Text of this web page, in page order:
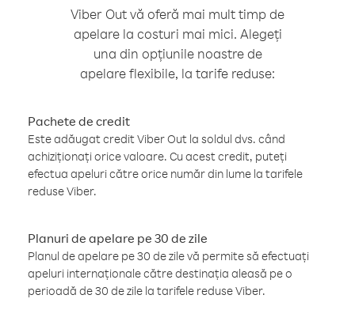
Viber Out vă oferă mai mult timp de
apelare la costuri mai mici. Alegeți
una din opțiunile noastre de
apelare flexibile, la tarife reduse:
Pachete de credit
Este adăugat credit Viber Out la soldul dvs. când
achiziționați orice valoare. Cu acest credit, puteți
efectua apeluri către orice număr din lume la tarifele
reduse Viber.
Planuri de apelare pe 30 de zile
Planul de apelare pe 30 de zile vă permite să efectuați
apeluri internaționale către destinația aleasă pe o
perioadă de 30 de zile la tarifele reduse Viber.